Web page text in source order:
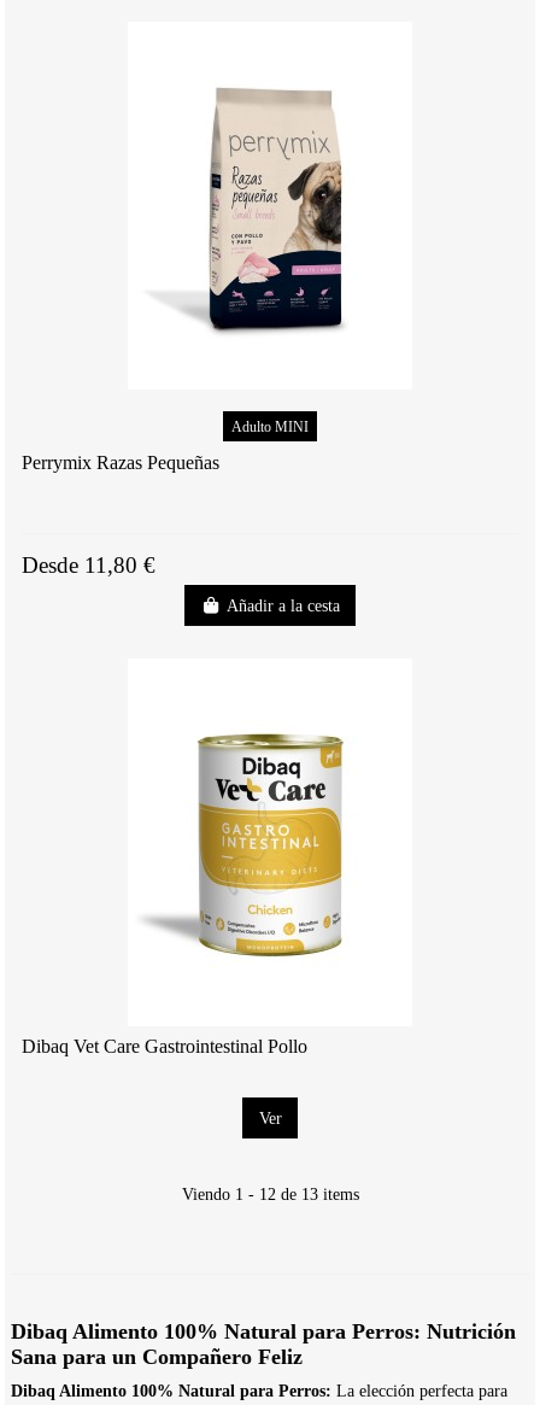
Adulto MINI
Perrymix Razas Pequeñas
Desde 11,80 €
Añadir a la cesta
Dibaq Vet Care Gastrointestinal Pollo
Ver
Viendo 1 - 12 de 13 items
Dibaq Alimento 100% Natural para Perros: Nutrición
Sana para un Compañero Feliz
Dibaq Alimento 100% Natural para Perros: La elección perfecta para